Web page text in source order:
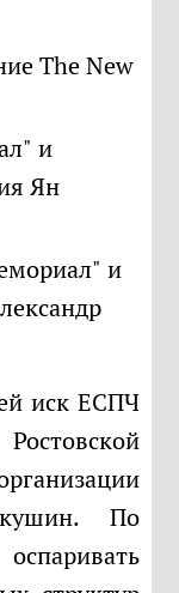
The New
и
Ян
и
По